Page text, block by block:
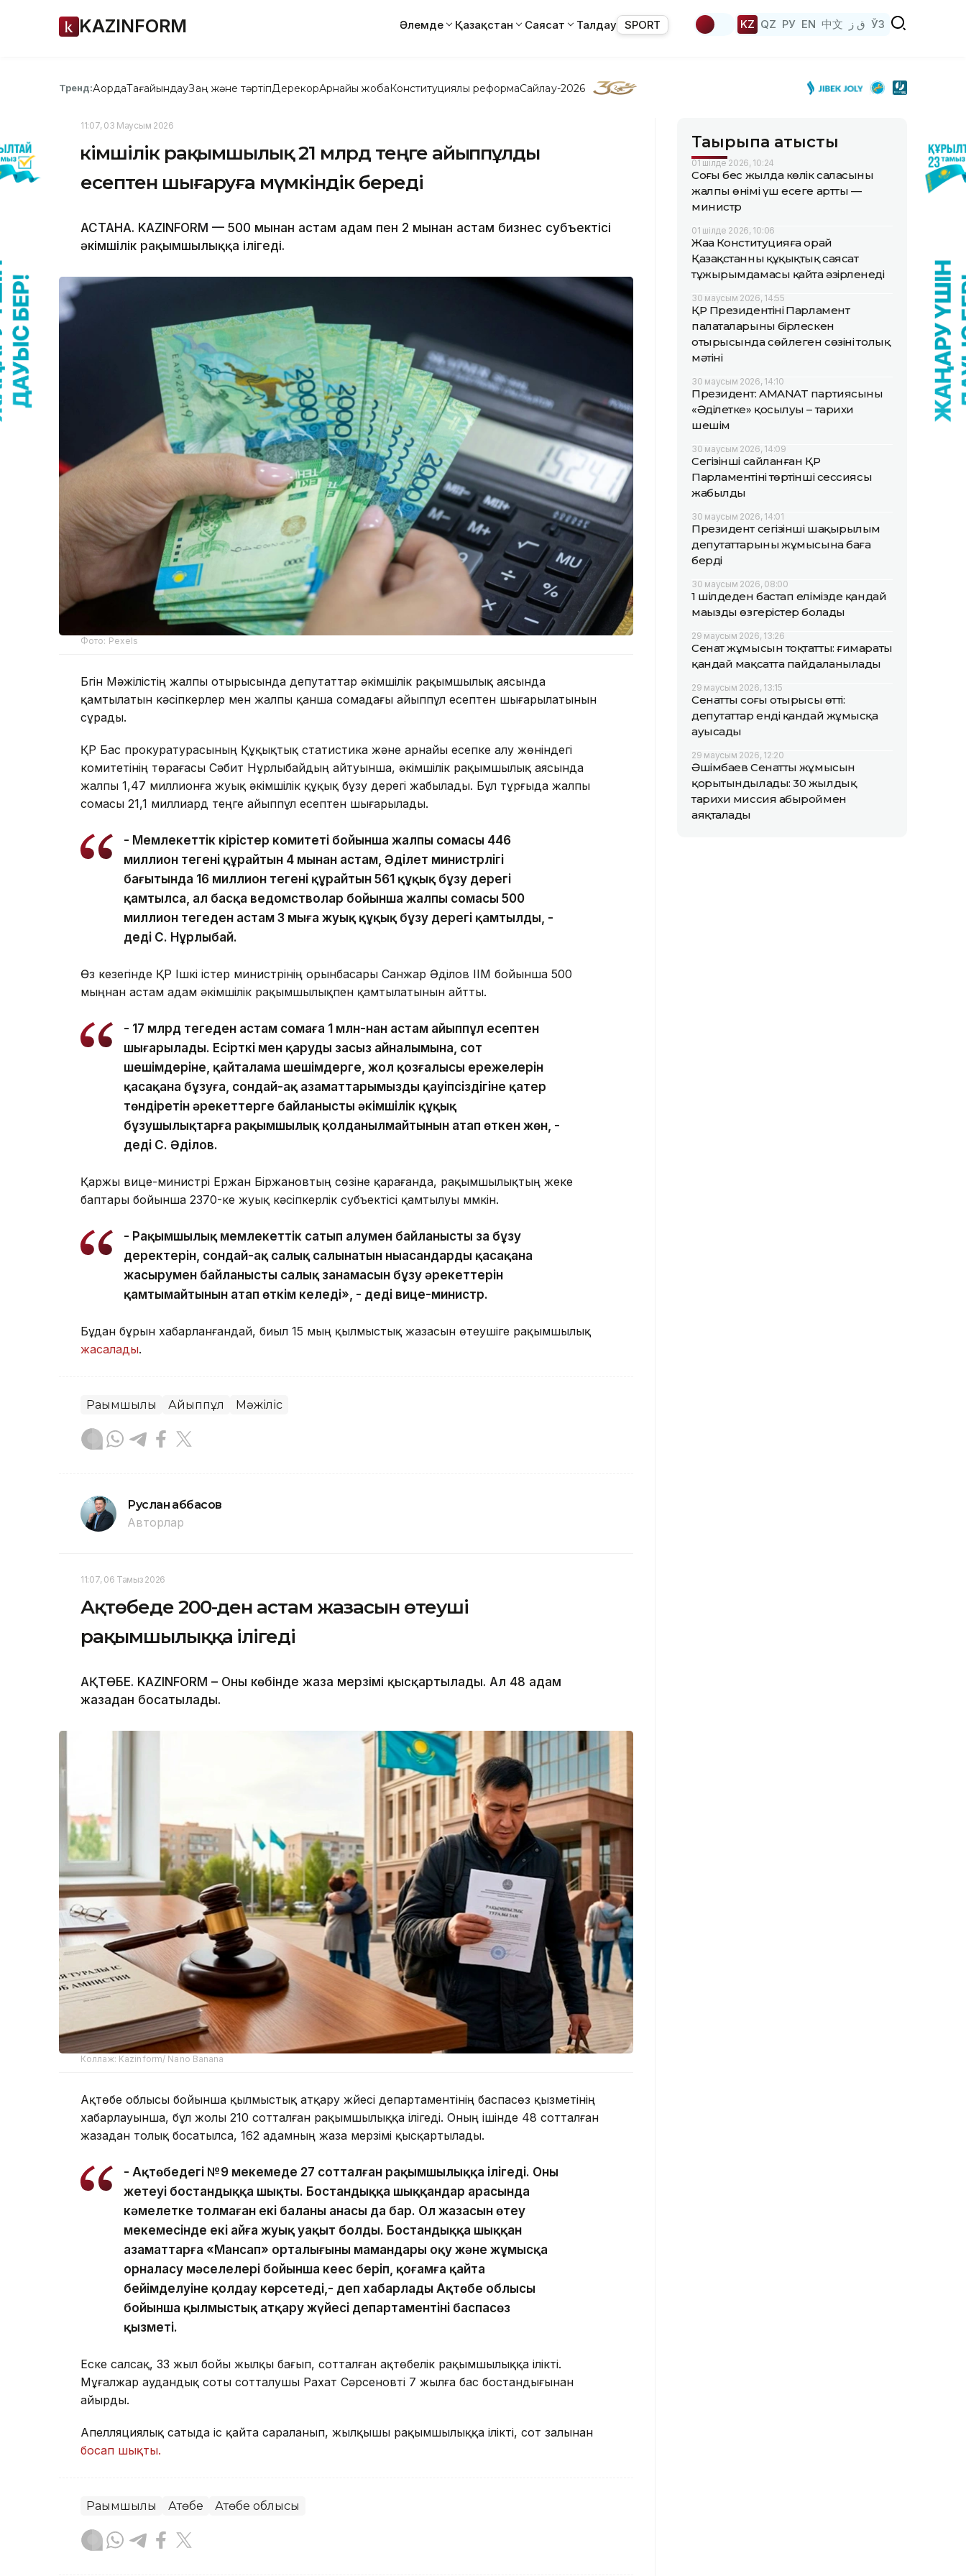
KAZINFORM Әлемде Қазақстан Саясат Талдау SPORT KZ QZ РУ EN 中文 ق ز ЎЗ
Тренд:АқордаТағайындауЗаң және тәртіпДерекқорАрнайы жобаКонституциялық реформаСайлау-2026
11:07, 03 Маусым 2026
Әкімшілік рақымшылық 21 млрд теңге айыппұлды
есептен шығаруға мүмкіндік береді
АСТАНА. KAZINFORM — 500 мыңнан астам адам пен 2 мыңнан астам бизнес субъектісі
әкімшілік рақымшылыққа ілігеді.
Фото: Pexels
Бүгін Мәжілістің жалпы отырысында депутаттар әкімшілік рақымшылық аясында
қамтылатын кәсіпкерлер мен жалпы қанша сомадағы айыппұл есептен шығарылатынын
сұрады.
ҚР Бас прокуратурасының Құқықтық статистика және арнайы есепке алу жөніндегі
комитетінің төрағасы Сәбит Нұрлыбайдың айтуынша, әкімшілік рақымшылық аясында
жалпы 1,47 миллионға жуық әкімшілік құқық бұзу дерегі жабылады. Бұл тұрғыда жалпы
сомасы 21,1 миллиард теңге айыппұл есептен шығарылады.
- Мемлекеттік кірістер комитеті бойынша жалпы сомасы 446
миллион теңгені құрайтын 4 мыңнан астам, Әділет министрлігі
бағытында 16 миллион теңгені құрайтын 561 құқық бұзу дерегі
қамтылса, ал басқа ведомстволар бойынша жалпы сомасы 500
миллион теңгеден астам 3 мыңға жуық құқық бұзу дерегі қамтылды, -
деді С. Нұрлыбай.
Өз кезегінде ҚР Ішкі істер министрінің орынбасары Санжар Әділов ІІМ бойынша 500
мыңнан астам адам әкімшілік рақымшылықпен қамтылатынын айтты.
- 17 млрд теңгеден астам сомаға 1 млн-нан астам айыппұл есептен
шығарылады. Есірткі мен қарудың заңсыз айналымына, сот
шешімдеріне, қайталама шешімдерге, жол қозғалысы ережелерін
қасақана бұзуға, сондай-ақ азаматтарымыздың қауіпсіздігіне қатер
төндіретін әрекеттерге байланысты әкімшілік құқық
бұзушылықтарға рақымшылық қолданылмайтынын атап өткен жөн, -
деді С. Әділов.
Қаржы вице-министрі Ержан Біржановтың сөзіне қарағанда, рақымшылықтың жеке
баптары бойынша 2370-ке жуық кәсіпкерлік субъектісі қамтылуы мүмкін.
- Рақымшылық мемлекеттік сатып алумен байланысты заң бұзу
деректерін, сондай-ақ салық салынатын ныасандарды қасақана
жасырумен байланысты салық заңнамасын бұзу әрекеттерін
қамтымайтынын атап өткім келеді», - деді вице-министр.
Бұдан бұрын хабарланғандай, биыл 15 мың қылмыстық жазасын өтеушіге рақымшылық
жасалады.
Рақымшылық Айыппұл Мәжіліс
Руслан Ғаббасов
Авторлар
11:07, 06 Тамыз 2026
Ақтөбеде 200-ден астам жазасын өтеуші
рақымшылыққа ілігеді
АҚТӨБЕ. KAZINFORM – Оның көбінде жаза мерзімі қысқартылады. Ал 48 адам
жазадан босатылады.
Коллаж: Kazinform/ Nano Banana
Ақтөбе облысы бойынша қылмыстық атқару жүйесі департаментінің баспасөз қызметінің
хабарлауынша, бұл жолы 210 сотталған рақымшылыққа ілігеді. Оның ішінде 48 сотталған
жазадан толық босатылса, 162 адамның жаза мерзімі қысқартылады.
- Ақтөбедегі №9 мекемеде 27 сотталған рақымшылыққа ілігеді. Оның
жетеуі бостандыққа шықты. Бостандыққа шыққандар арасында
кәмелетке толмаған екі баланың анасы да бар. Ол жазасын өтеу
мекемесінде екі айға жуық уақыт болды. Бостандыққа шыққан
азаматтарға «Мансап» орталығының мамандары оқу және жұмысқа
орналасу мәселелері бойынша кеңес беріп, қоғамға қайта
бейімделуіне қолдау көрсетеді,- деп хабарлады Ақтөбе облысы
бойынша қылмыстық атқару жүйесі департаментінің баспасөз
қызметі.
Еске салсақ, 33 жыл бойы жылқы бағып, сотталған ақтөбелік рақымшылыққа ілікті.
Мұғалжар аудандық соты сотталушы Рахат Сәрсеновті 7 жылға бас бостандығынан
айырды.
Апелляциялық сатыда іс қайта сараланып, жылқышы рақымшылыққа ілікті, сот залынан
босап шықты.
Рақымшылық Ақтөбе Ақтөбе облысы
Тақырыпқа қатысты
01 шілде 2026, 10:24
Соңғы бес жылда көлік саласының
жалпы өнімі үш есеге артты —
министр
01 шілде 2026, 10:06
Жаңа Конституцияға орай
Қазақстанның құқықтық саясат
тұжырымдамасы қайта әзірленеді
30 маусым 2026, 14:55
ҚР Президентінің Парламент
палаталарының бірлескен
отырысында сөйлеген сөзінің толық
мәтіні
30 маусым 2026, 14:10
Президент: AMANAT партиясының
«Әділетке» қосылуы – тарихи
шешім
30 маусым 2026, 14:09
Сегізінші сайланған ҚР
Парламентінің төртінші сессиясы
жабылды
30 маусым 2026, 14:01
Президент сегізінші шақырылым
депутаттарының жұмысына баға
берді
30 маусым 2026, 08:00
1 шілдеден бастап елімізде қандай
маңызды өзгерістер болады
29 маусым 2026, 13:26
Сенат жұмысын тоқтатты: ғимараты
қандай мақсатта пайдаланылады
29 маусым 2026, 13:15
Сенаттың соңғы отырысы өтті:
депутаттар енді қандай жұмысқа
ауысады
29 маусым 2026, 12:20
Әшімбаев Сенаттың жұмысын
қорытындылады: 30 жылдық
тарихи миссия абыроймен
аяқталады